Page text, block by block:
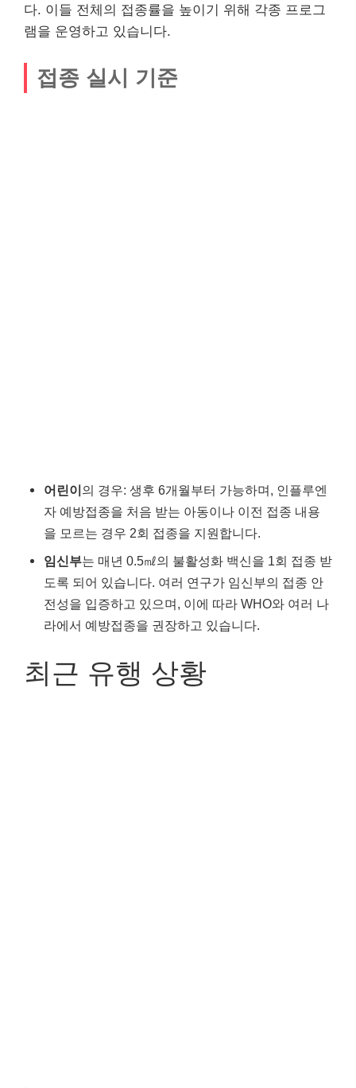
다. 이들 전체의 접종률을 높이기 위해 각종 프로그
램을 운영하고 있습니다.
접종 실시 기준
어린이 의 경우: 생후 6개월부터 가능하며, 인플루엔
자 예방접종을 처음 받는 아동이나 이전 접종 내용
을 모르는 경우 2회 접종을 지원합니다.
임신부는 매년 0.5㎖의 불활성화 백신을 1회 접종 받
도록 되어 있습니다. 여러 연구가 임신부의 접종 안
전성을 입증하고 있으며, 이에 따라 WHO와 여러 나
라에서 예방접종을 권장하고 있습니다.
최근 유행 상황